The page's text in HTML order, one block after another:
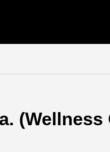
(Wellness